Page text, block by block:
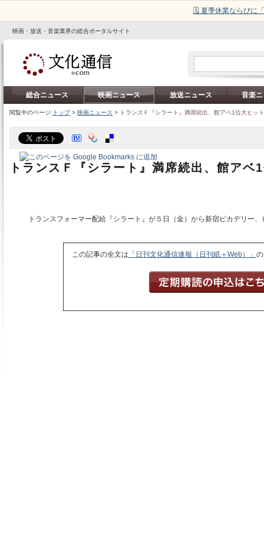
🗓️ 夏季休業ならびに
映画・放送・音楽業界の総合ポータルサイト
総合ニュース 映画ニュース 放送ニュース 音楽
閲覧中のページ: トップ> 映画ニュース > トランスＦ『シラート』満席続出、館アベ1位大ヒット
トランスＦ『シラート』満席続出、館アベ
トランスフォーマー配給『シラート』が５日（金）から新宿ピカデリー
この記事の全文は 「日刊文化通信速報（日刊紙＋Web）」